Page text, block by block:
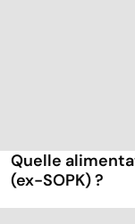
Quelle
(ex-SOPK) ?